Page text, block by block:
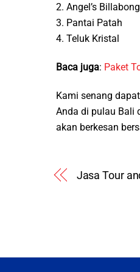
2. Angel’s Billabong
3. Pantai Patah
4. Teluk Kristal
Baca juga: Paket
Kami senang
Anda di pulau Bali
akan berkesan
Jasa Tour